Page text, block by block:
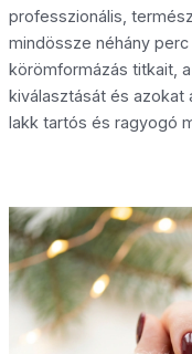
professzionális,
mindössze néhány
körömformázás titkait,
kiválasztását és azokat
lakk tartós és ragyogó